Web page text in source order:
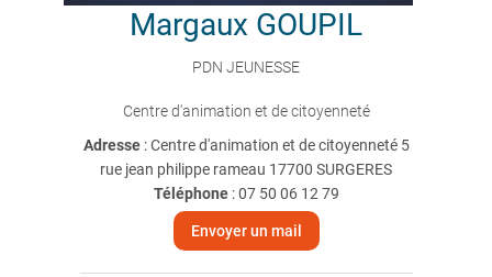
Margaux GOUPIL
PDN JEUNESSE
Centre d'animation et de citoyenneté
Adresse : Centre d'animation et de citoyenneté 5
rue jean philippe rameau 17700 SURGERES
Téléphone:07 50 06 12 79
Envoyer un mail